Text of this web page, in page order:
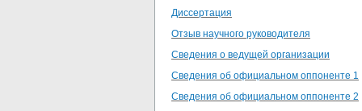
Диссертация
Отзыв научного руководителя
Сведения о ведущей организации
Сведения об официальном оппоненте 1
Сведения об официальном оппоненте 2